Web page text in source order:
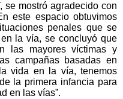
se mostró agradecido con
este espacio obtuvimos
penales que se
la vía, se concluyó que
las mayores víctimas y
campañas basadas en
vida en la vía, tenemos
la primera infancia para
en las vías”.